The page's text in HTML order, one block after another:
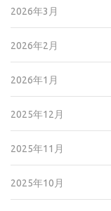
2026年3月
2026年2月
2026年1月
2025年12月
2025年11月
2025年10月